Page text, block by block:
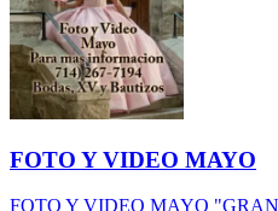
FOTO Y VIDEO MAYO
FOTO Y VIDEO MAYO